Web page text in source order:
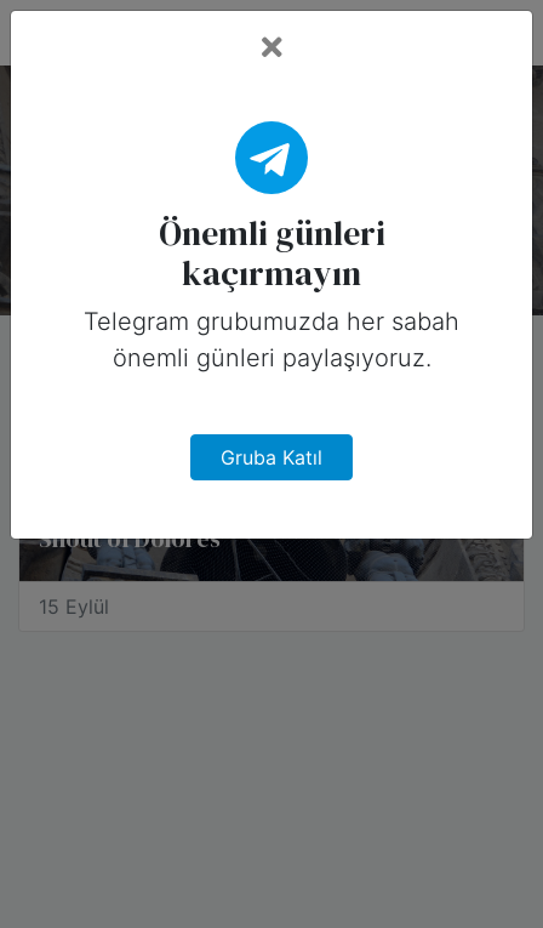
Önemli Günler: Parti
Bu koleksiyonda 2 özel gün var.
Shout of Dolores
15 Eylül
Önemli günleri
kaçırmayın
Telegram grubumuzda her sabah
önemli günleri paylaşıyoruz.
Gruba Katıl